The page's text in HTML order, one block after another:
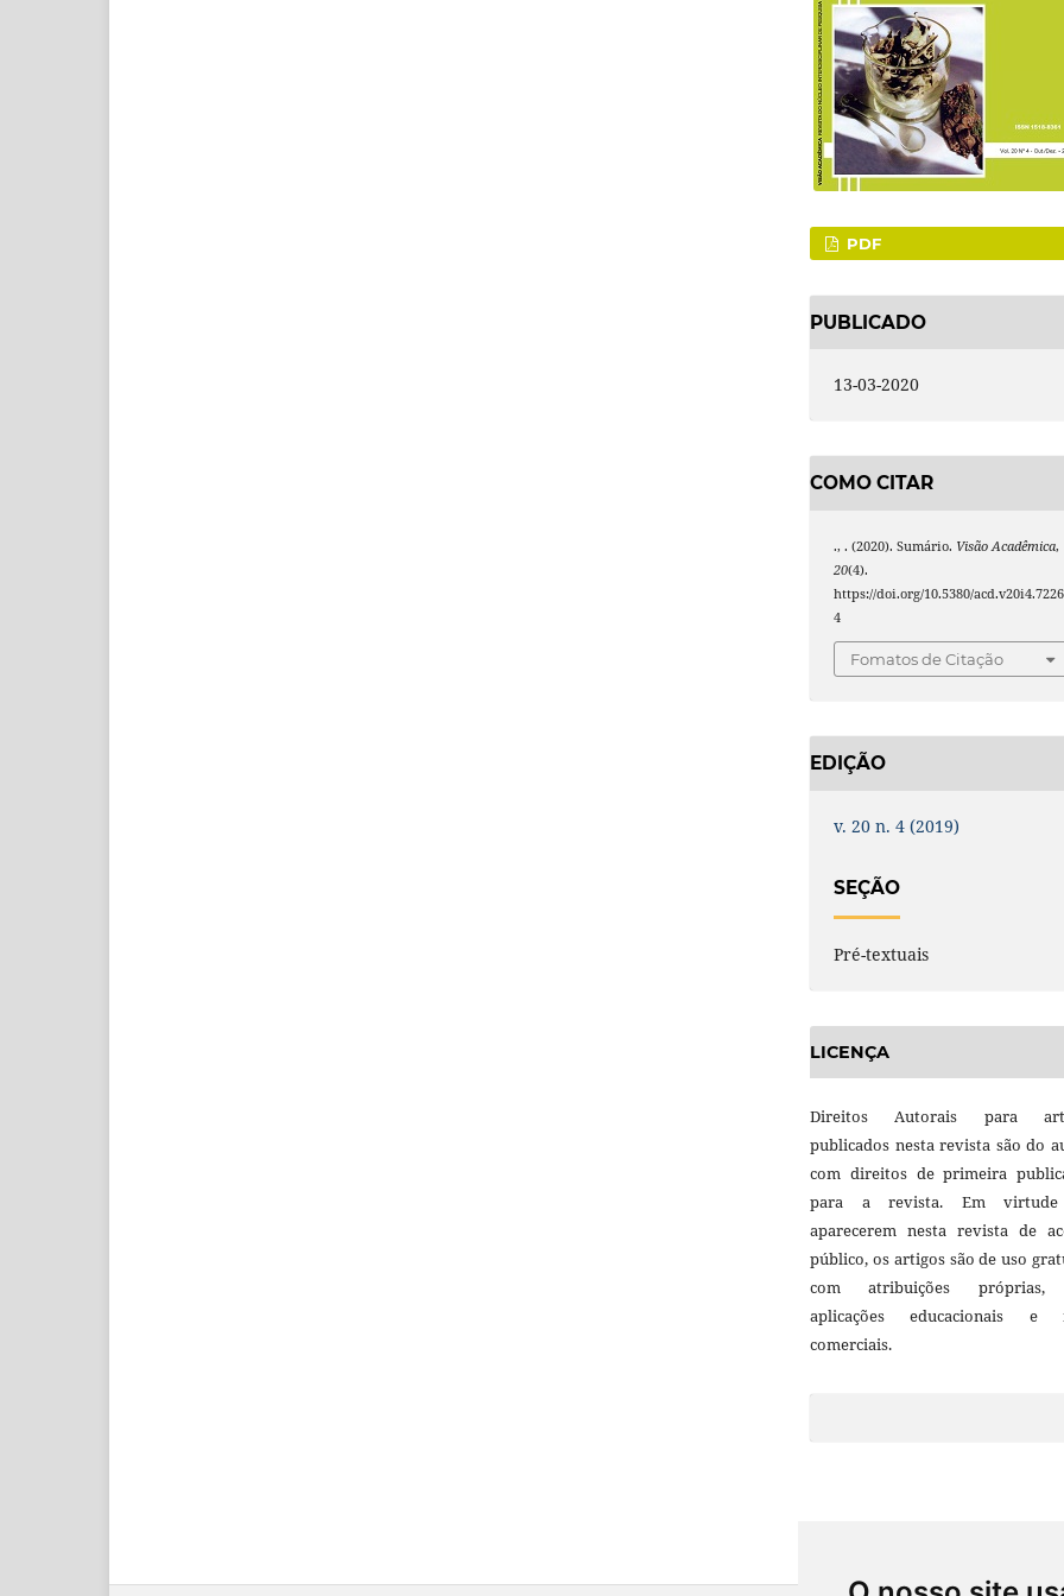
PDF
PUBLICADO
13-03-2020
COMO CITAR
., . (2020). Sumário. Visão Acadêmica,
20(4).
https://doi.org/10.5380/acd.v20i4.7226
4
Fomatos de Citação
EDIÇÃO
v. 20 n. 4 (2019)
SEÇÃO
Pré-textuais
LICENÇA
Direitos Autorais para
publicados nesta revista são do
com direitos de primeira
para a revista. Em
aparecerem nesta revista de
público, os artigos são de uso
com atribuições próprias,
aplicações educacionais e
comerciais.